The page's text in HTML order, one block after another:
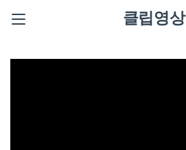
클립영상